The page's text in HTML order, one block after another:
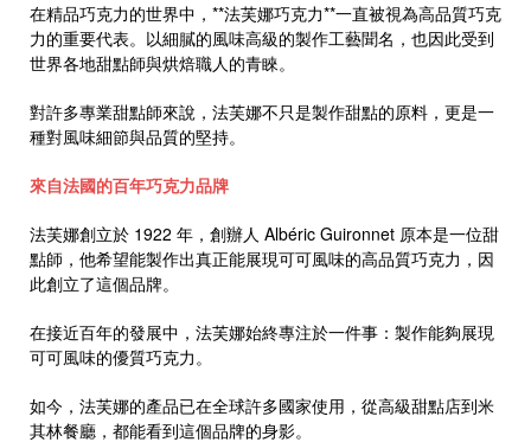
在精品巧克力的世界中，**法芙娜巧克力**一直被視為高品質巧克
力的重要代表。以細膩的風味高級的製作工藝聞名，也因此受到
世界各地甜點師與烘焙職人的青睞。
對許多專業甜點師來說，法芙娜不只是製作甜點的原料，更是一
種對風味細節與品質的堅持。
來自法國的百年巧克力品牌
法芙娜創立於 1922 年，創辦人 Albéric Guironnet 原本是一位甜
點師，他希望能製作出真正能展現可可風味的高品質巧克力，因
此創立了這個品牌。
在接近百年的發展中，法芙娜始終專注於一件事：製作能夠展現
可可風味的優質巧克力。
如今，法芙娜的產品已在全球許多國家使用，從高級甜點店到米
其林餐廳，都能看到這個品牌的身影。